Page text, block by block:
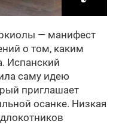
— манифест
о том, каким
Испанский
саму идею
приглашает
осанке. Низкая